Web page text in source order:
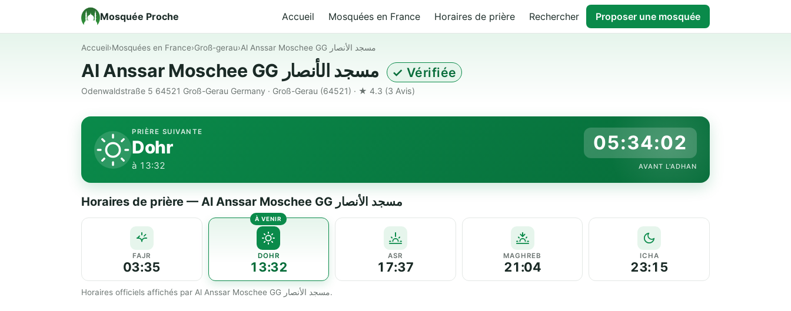
Mosquée Proche Accueil Mosquées en France Horaires de prière Rechercher Proposer une mosquée
Accueil›Mosquées en France›Groß-gerau› Al Anssar Moschee GG مسجد الأنصار
✓ Vérifiée
Odenwaldstraße 5 64521 Groß-Gerau Germany · Groß-Gerau (64521) · ★ 4.3 (3 Avis)
PRIÈRE SUIVANTE
Dohr
à 13:32
05:34:02
AVANT L'ADHAN
Horaires de prière — Al Anssar Moschee GG مسجد الأنصار
FAJR
03:35
DOHR
13:32
ASR
17:37
MAGHREB
21:04
ICHA
23:15
Horaires officiels affichés par Al Anssar Moschee GG مسجد الأنصار.